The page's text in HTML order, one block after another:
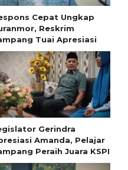
Cepat Ungkap
Reskrim
Tuai Apresiasi
Gerindra
Amanda, Pelajar
Peraih Juara KSPI